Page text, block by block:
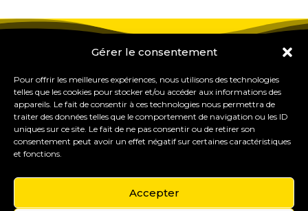
Gérer le consentement
Pour offrir les meilleures expériences, nous utilisons des technologies
telles que les cookies pour stocker et/ou accéder aux informations des
appareils. Le fait de consentir à ces technologies nous permettra de
traiter des données telles que le comportement de navigation ou les ID
uniques sur ce site. Le fait de ne pas consentir ou de retirer son
consentement peut avoir un effet négatif sur certaines caractéristiques
et fonctions.
Accepter